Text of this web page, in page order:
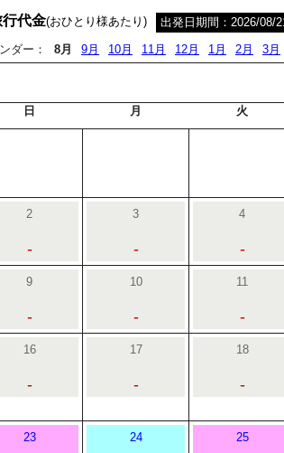
行代金(おひとり様あたり)
出発日期間：2026/08/
ダー：
8月 9月 10月 11月 12月 1月 2月 3月
日 月 火
2
-
3
-
4
-
9
-
10
-
11
-
16
-
17
-
18
-
23 24 25